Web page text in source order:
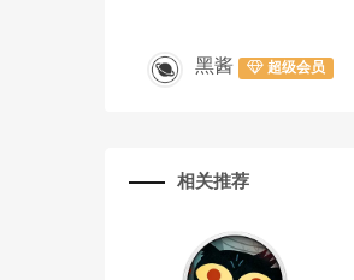
黑酱 超级会员
相关推荐